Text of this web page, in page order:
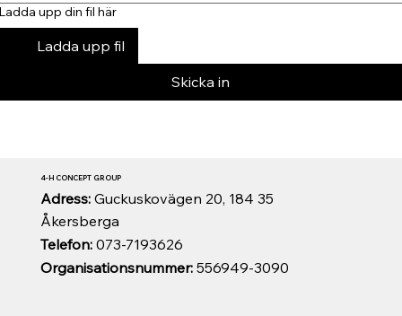
upp din fil här
Ladda upp fil
Skicka in
Organisationsnummer:556949-3090
Telefon:073-7193626
Adress: Guckuskovägen 20, 184 35
Åkersberga
4-H CONCEPT GROUP